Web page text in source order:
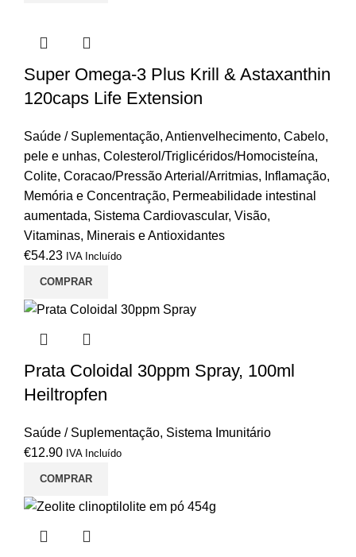
Super Omega-3 Plus Krill & Astaxanthin
120caps Life Extension
Saúde / Suplementação, Antienvelhecimento, Cabelo,
pele e unhas, Colesterol/Triglicéridos/Homocisteína,
Colite, Coracao/Pressão Arterial/Arritmias, Inflamação,
Memória e Concentração, Permeabilidade intestinal
aumentada, Sistema Cardiovascular, Visão,
Vitaminas, Minerais e Antioxidantes
€54.23 IVA Incluído
COMPRAR
Prata Coloidal 30ppm Spray, 100ml
Heiltropfen
Saúde / Suplementação, Sistema Imunitário
€12.90 IVA Incluído
COMPRAR